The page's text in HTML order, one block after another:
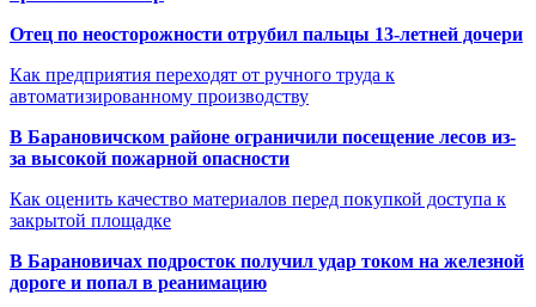
Отец по неосторожности отрубил пальцы 13-летней дочери
Как предприятия переходят от ручного труда к
автоматизированному производству
В Барановичском районе ограничили посещение лесов из-
за высокой пожарной опасности
Как оценить качество материалов перед покупкой доступа к
закрытой площадке
В Барановичах подросток получил удар током на железной
дороге и попал в реанимацию